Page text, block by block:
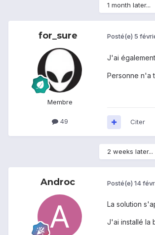
1 month later...
for_sure
Membre
49
Posté(e) 5
J'ai
Personne n'a
Citer
2 weeks later...
Androc Posté(e) 14
La solution
J'ai installé la